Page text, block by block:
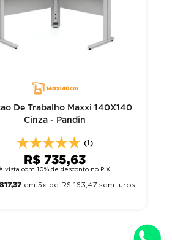
140x140cm
De Trabalho Maxxi 140X140
Cinza - Pandin
(1)
R$ 735,63
à vista com 10% de desconto no PIX
817,37 em 5x de R$ 163 47 sem juros